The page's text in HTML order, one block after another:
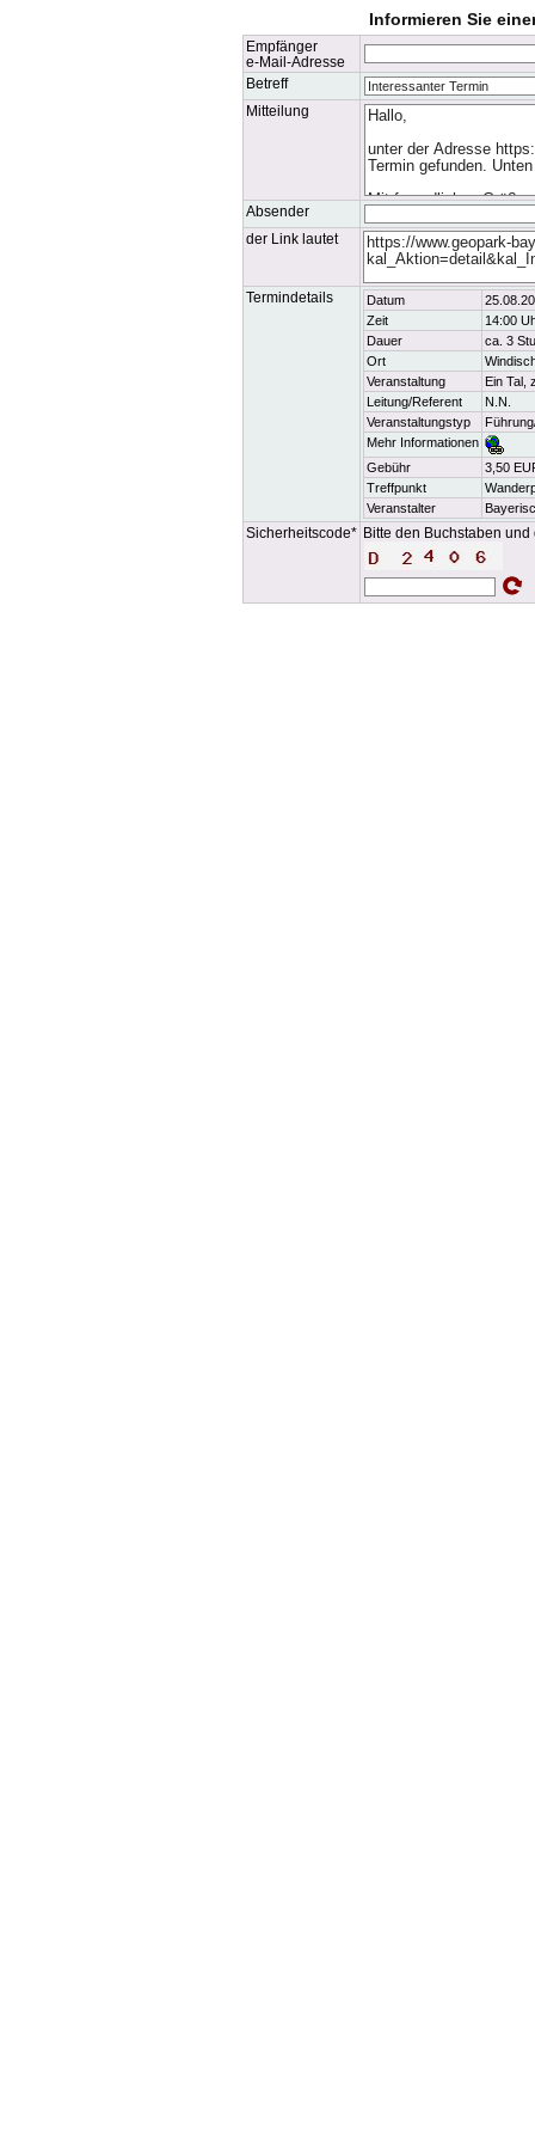
Informieren Sie
Empfänger
e-Mail-Adresse
Betreff
Mitteilung
Absender
der Link lautet
Termindetails Datum
Zeit
14:00
Dauer
ca. 3
Ort
Veranstaltung
Ein Tal,
Leitung/Referent
N.N.
Veranstaltungstyp
Mehr Informationen
Gebühr
3,50
Treffpunkt
Veranstalter
Sicherheitscode* Bitte den Buchstaben